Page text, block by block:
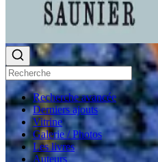
Recherche avancée
Derniers ajouts
Vitrine
Galerie / Photos
Les livres
Auteurs